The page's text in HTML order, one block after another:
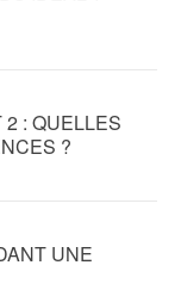
: QUELLES
?
UNE